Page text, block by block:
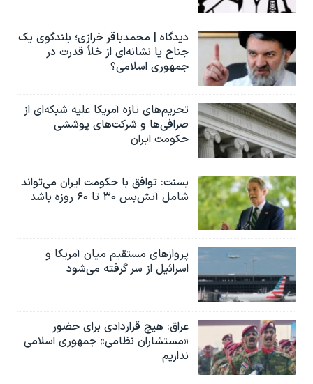
دیدگاه | محمدباقر خرازی؛ بلندگوی یک
جناح یا نشانه‌ای از خلأ قدرت در
جمهوری اسلامی؟
تحریم‌های تازه آمریکا علیه شبکه‌ای از
صرافی‌ها و شرکت‌های پوششی
حکومت ایران
بسنت: توافق با حکومت ایران می‌تواند
شامل آتش‌بس ۳۰ تا ۶۰ روزه باشد
پروازهای مستقیم میان آمریکا و
اسرائیل از سر گرفته می‌شود
عراق: هیچ قراردادی برای حضور
«مستشاران نظامی» جمهوری اسلامی
نداریم